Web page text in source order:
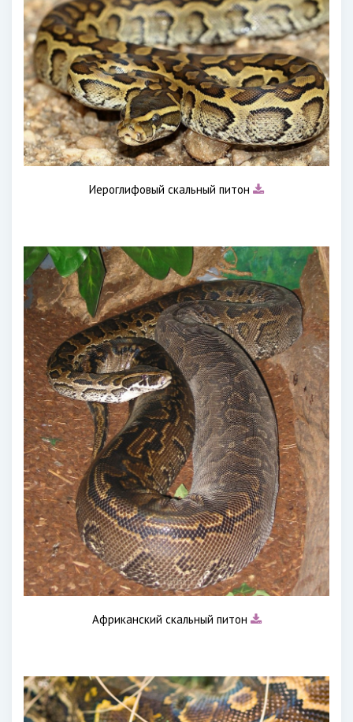
Иероглифовый скальный питон
Африканский скальный питон